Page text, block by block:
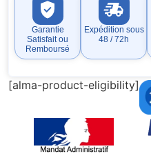
Garantie
Satisfait ou
Remboursé
Expédition sous
48 / 72h
[alma-product-eligibility]